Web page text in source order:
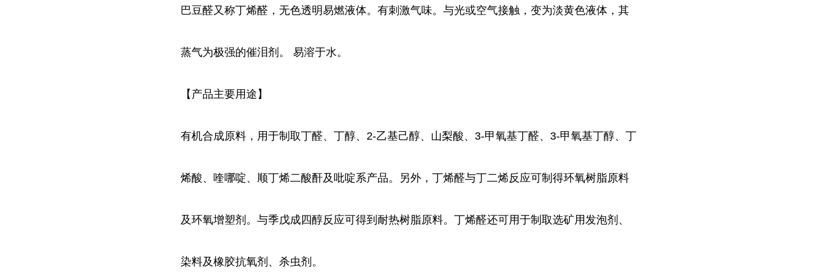
巴豆醛又称丁烯醛， 无色透明易燃液体。有刺激气味。与光或空气接触，变为淡黄色液体，其
蒸气为极强的催泪剂。 易溶于水。
【产品主要用途】
有机合成原料，用于制取丁醛、丁醇、2-乙基己醇、山梨酸、3-甲氧基丁醛、3-甲氧基丁醇、丁
烯酸、喹哪啶、顺丁烯二酸酐及吡啶系产品。另外，丁烯醛与丁二烯反应可制得环氧树脂原料
及环氧增塑剂。与季戊成四醇反应可得到耐热树脂原料。丁烯醛还可用于制取选矿用发泡剂、
染料及橡胶抗氧剂、杀虫剂。